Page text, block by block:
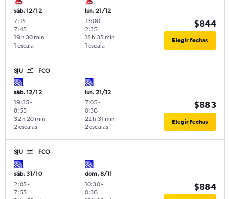
sáb. 12/12
7:15-
7:45
1 escala
19 h 30 min
lun. 21/12
13:00-
2:35
1 escala
18 h 35 min
$844
Elegir fechas
SJU FCO
sáb. 12/12
19:35-
8:55
2 escalas
32 h 20 min
lun. 21/12
7:05-
0:36
2 escalas
22 h 31 min
$883
Elegir fechas
SJU FCO
sáb. 31/10
2:05-
7:55
dom. 8/11
10:30-
0:36
$884